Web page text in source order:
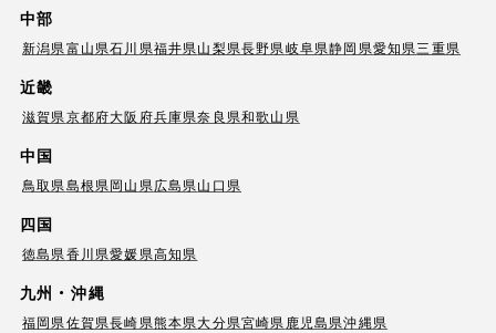
中部
新潟県富山県石川県福井県山梨県長野県岐阜県静岡県愛知県三重県
近畿
滋賀県京都府大阪府兵庫県奈良県和歌山県
中国
鳥取県島根県岡山県広島県山口県
四国
徳島県香川県愛媛県高知県
九州・沖縄
福岡県佐賀県長崎県熊本県大分県宮崎県鹿児島県沖縄県